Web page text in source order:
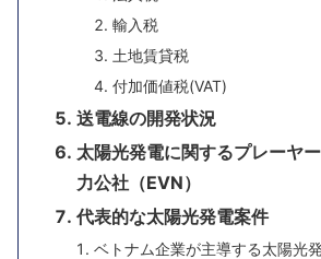
輸入税
土地賃貸税
付加価値税(VAT)
送電線の開発状況
太陽光発電に関するプレーヤ
力公社（EVN）
代表的な太陽光発電案件
ベトナム企業が主導する太陽光